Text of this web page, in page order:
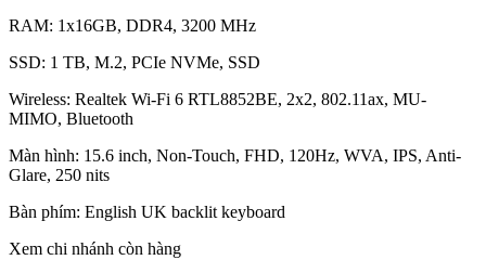
RAM: 1x16GB, DDR4, 3200 MHz
SSD: 1 TB, M.2, PCIe NVMe, SSD
Wireless: Realtek Wi-Fi 6 RTL8852BE, 2x2, 802.11ax, MU-
MIMO, Bluetooth
Màn hình: 15.6 inch, Non-Touch, FHD, 120Hz, WVA, IPS, Anti-
Glare, 250 nits
Bàn phím: English UK backlit keyboard
Xem chi nhánh còn hàng